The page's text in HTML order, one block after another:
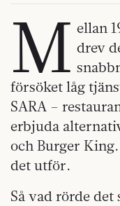
M ellan
drev
försöket låg
SARA –
erbjuda
och Burger
det utför.
Så vad rörde